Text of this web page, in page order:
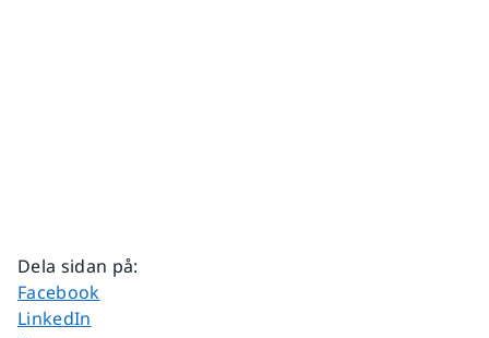
Dela sidan på:
Dela sidan på
Facebook
Dela sidan på
LinkedIn